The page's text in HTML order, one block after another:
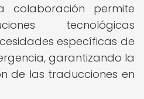
colaboración permite
tecnológicas
específicas de
garantizando la
de las traducciones en